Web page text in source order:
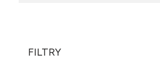
FILTRY